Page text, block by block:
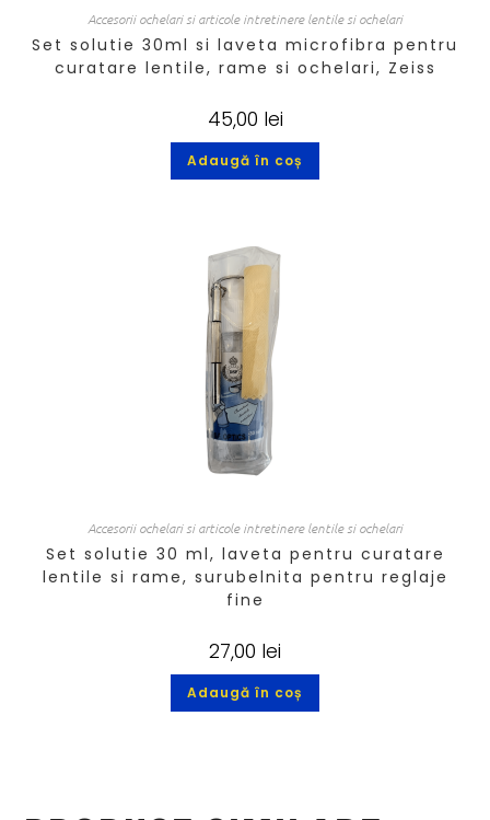
Accesorii ochelari si articole intretinere lentile si ochelari
Set solutie 30ml si laveta microfibra pentru
curatare lentile, rame si ochelari, Zeiss
45,00 lei
Adaugă în coș
Accesorii ochelari si articole intretinere lentile si ochelari
Set solutie 30 ml, laveta pentru curatare
lentile si rame, surubelnita pentru reglaje
fine
27,00 lei
Adaugă în coș